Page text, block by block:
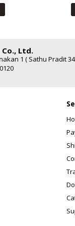
Co., Ltd.
1 ( Sathu Pradit